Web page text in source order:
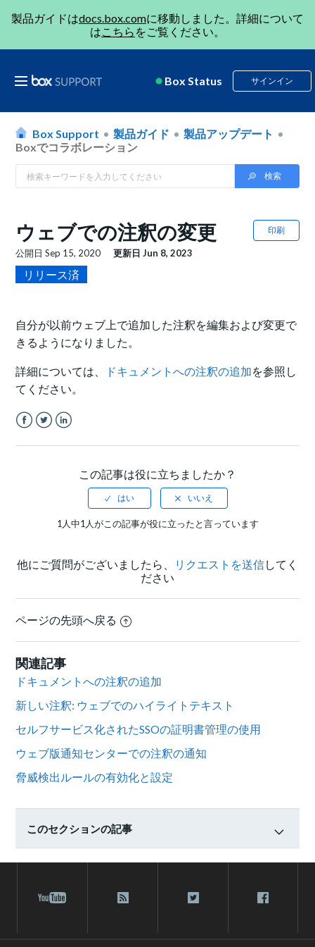
製品ガイドはdocs.box.comに移動しました。詳細について
はこちら をご覧ください。
Box Status サインイン
Box Support 製品ガイド
製品アップデート
Boxでコラボレーション
印刷
ウェブでの注釈の変更
公開日Sep 15, 2020 更新日Jun 8, 2023
リリース済
自分が以前ウェブ上で追加した注釈を編集および変更で
きるようになりました。
詳細については、 ドキュメントへの注釈の追加を参照し
てください。
この記事は役に立ちましたか？
1人中1人がこの記事が役に立ったと言っています
他にご質問がございましたら、 リクエストを送信してく
ださい
ページの先頭へ戻る
関連記事
ドキュメントへの注釈の追加
新しい注釈: ウェブでのハイライトテキスト
セルフサービス化されたSSOの証明書管理の使用
ウェブ版通知センターでの注釈の通知
脅威検出ルールの有効化と設定
このセクションの記事